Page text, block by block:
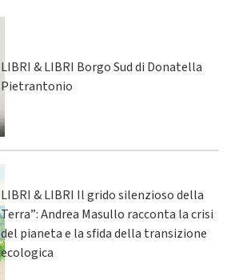
LIBRI & LIBRI Borgo Sud di Donatella
Pietrantonio
LIBRI & LIBRI Il grido silenzioso della
Terra”: Andrea Masullo racconta la crisi
del pianeta e la sfida della transizione
ecologica